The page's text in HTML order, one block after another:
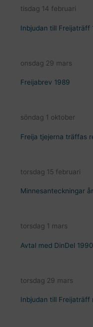
tisdag 14 februari
Inbjudan till Freijaträff
onsdag 29 mars
Freijabrev 1989
söndag 1 oktober
Freija tjejerna träffas
torsdag 15 februari
Minnesanteckningar
torsdag 1 mars
Avtal med DinDel 1990
torsdag 29 mars
Inbjudan till Freijaträff